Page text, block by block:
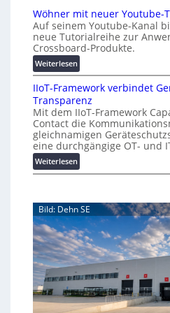
t
i
o
O
g
w
ä
c
s
w
e
t
e
r
K
o
s
t
e
n
f
a
l
l
e
A
Z
ü
r
i
c
h
:
T
r
e
f
f
p
n
k
t
f
ü
r
p
r
a
Wöhner mit neuer Youtube-
Auf seinem Youtube-Kanal
neue Tutorialreihe zur
Crossboard-Produkte.
Weiterlesen:
W
ö
h
n
e
r
m
i
t
e
u
e
r
Y
o
u
t
u
IIoT-Framework verbindet
Transparenz
Mit dem IIoT-Framework
Contact die
gleichnamigen
eine durchgängige OT- und
Weiterlesen:
I
T
F
r
a
m
w
Bild: Dehn SE